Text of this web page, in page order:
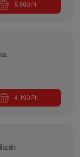
5 590 Ft
4 190 Ft